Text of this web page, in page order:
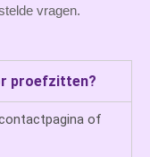
vragen.
proefzitten?
of